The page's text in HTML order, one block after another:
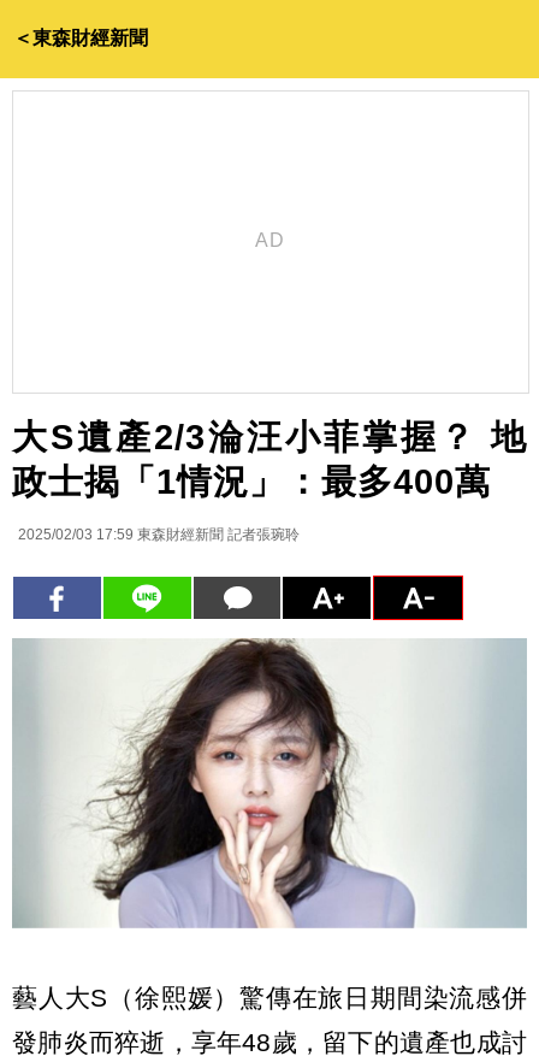
＜東森財經新聞
大S遺產2/3淪汪小菲掌握？ 地
政士揭「1情況」：最多400萬
2025/02/03 17:59 東森財經新聞 記者張琬聆
藝人大S（徐熙媛）驚傳在旅日期間染流感併
發肺炎而猝逝，享年48歲，留下的遺產也成討